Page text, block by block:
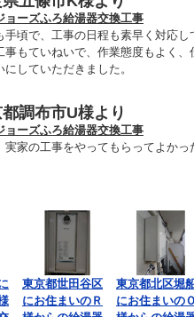
ョーズふろ給湯器交換工事
手頃で、工事の日程も素早く対応し
事もていねいで、作業態度もよく、
にしていただきました。
調布市U様より
ョーズふろ給湯器交換工事
実家の工事をやってもらってよかっ
東京都世田谷区
にお住まいのＲ
東京都北区堀
にお住まいのＯ